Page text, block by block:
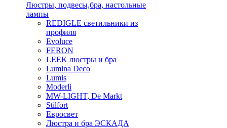
Люстры, подвесы,бра, настольные
лампы
REDIGLE светильники из
профиля
Evoluce
FERON
LEEK люстры и бра
Lumina Deco
Lumis
Moderli
MW-LIGHT, De Markt
Stilfort
Евросвет
Люстра и бра ЭСКАДА